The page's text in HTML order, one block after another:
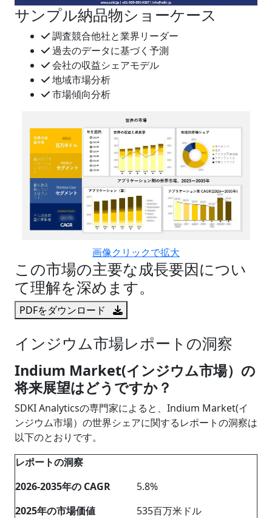
サンプル納品物ショーケース
調査競合他社と業界リーダー
過去のデータに基づく予測
会社の収益シェアモデル
地域市場分析
市場傾向分析
画像クリックで拡大
この市場の主要な成長要因につい
て理解を深めます。
PDFをダウンロード
インジウム市場レポートの洞察
Indium Market(インジウム市場）の
将来展望はどうですか？
SDKI Analyticsの専門家によると、Indium Market(イ
ンジウム市場）の世界シェアに関するレポートの洞察は
以下のとおりです。
レポートの洞察
2026-2035年の CAGR
5.8%
2025年の市場価値
535百万米ドル